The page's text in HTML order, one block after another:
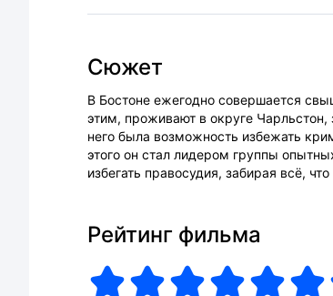
Сюжет
В Бостоне ежегодно совершается
этим, проживают в округе
него была возможность избежать
этого он стал лидером группы
избегать правосудия, забирая всё,
Рейтинг фильма